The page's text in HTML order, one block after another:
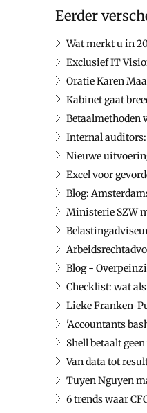
Eerder
Wat merkt u in
Exclusief IT
Oratie Karen
Kabinet gaat
Betaalmethoden
Internal
Nieuwe
Excel voor
Blog:
Ministerie SZW
Blog -
Checklist: wat
Lieke Franken-
'Accountants
Shell betaalt
Van data tot
Tuyen Nguyen
6 trends waar